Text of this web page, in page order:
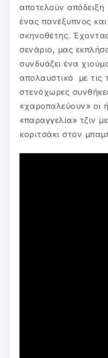
αποτελούν
ένας πανέξυπνος
σκηνοθέτης.
σενάριο, μας
συνδυάζει ένα
απολαυστικό με τις
στενόχωρες
«χαροπαλεύουν» οι
«παραγγελία» τζιν
κοριτσάκι στον